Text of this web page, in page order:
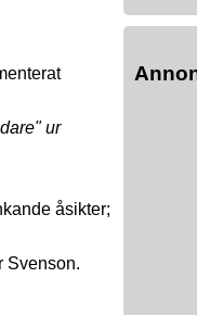
ur
åsikter;
Svenson.